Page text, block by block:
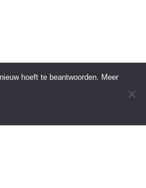
hoeft te beantwoorden. Meer